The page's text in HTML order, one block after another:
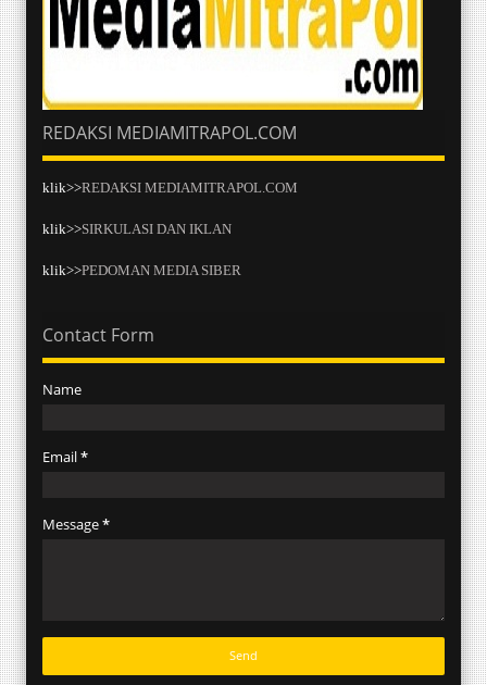
REDAKSI MEDIAMITRAPOL.COM
klik>>REDAKSI MEDIAMITRAPOL.COM
klik>>SIRKULASI DAN IKLAN
klik>>PEDOMAN MEDIA SIBER
Contact Form
Name
Email*
Message*